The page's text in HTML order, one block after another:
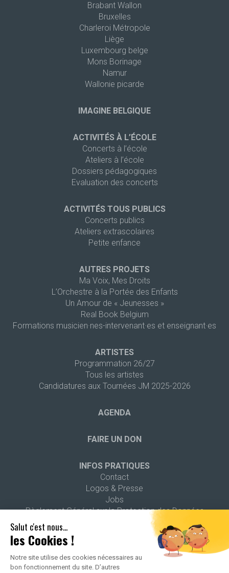
Salut c'est nous...
les Cookies !
Notre site utilise des cookies nécessaires au
bon fonctionnement du site. D’autres
Brabant Wallon
Bruxelles
Charleroi Métropole
Liège
Luxembourg belge
Mons Borinage
Namur
Wallonie picarde
IMAGINE BELGIQUE
ACTIVITÉS À L’ÉCOLE
Concerts à l’école
Ateliers à l’école
Dossiers pédagogiques
Evaluation des concerts
ACTIVITÉS TOUS PUBLICS
Concerts publics
Ateliers extrascolaires
Petite enfance
AUTRES PROJETS
Ma Voix, Mes Droits
L’Orchestre à la Portée des Enfants
Un Amour de « Jeunesses »
Real Book Belgium
Formations musicien·nes-intervenant·es et enseignant·es
ARTISTES
Programmation 26/27
Tous les artistes
Candidatures aux Tournées JM 2025-2026
AGENDA
FAIRE UN DON
INFOS PRATIQUES
Contact
Logos & Presse
Jobs
Règlement Général sur la Protection des Données
2026 ALL RIGHTS RESERVED -POLITIQUE DE CONFIDENTIALITÉ